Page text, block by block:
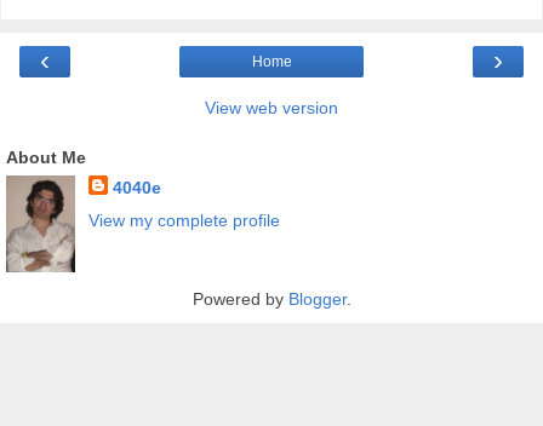
‹ ›
Home
View web version
About Me
4040e
View my complete profile
Powered by Blogger.